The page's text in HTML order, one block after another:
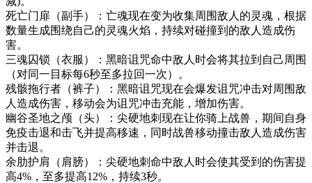
死亡门扉（副手）：亡魂现在变为收集周围敌人的灵魂，根据
数量生成围绕自己的灵魂火焰，持续对碰撞到的敌人造成伤
害。
三魂囚锁（衣服）：黑暗诅咒命中敌人时会将其拉到自己周围
（对同一目标每6秒至多拉回一次）。
残骸拖行者（裤子）：黑暗诅咒现在会爆发诅咒冲击对周围敌
人造成伤害，移动会为诅咒冲击充能，增加伤害。
幽谷圣地之颅（头）：尖硬地刺现在让你骑上战兽，期间自身
免疫击退和击飞并提高移速，同时战兽移动撞击敌人造成伤害
并击退。
余肋护肩（肩膀）：尖硬地刺命中敌人时会使其受到的伤害提
高4%，至多提高12%，持续3秒。